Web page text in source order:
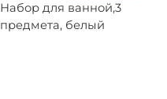
Набор для ванной,3
предмета, белый